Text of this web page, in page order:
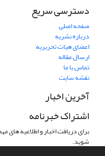
دسترسی سریع
صفحه اصلی
درباره نشریه
اعضای هیات تحریریه
ارسال مقاله
تماس با ما
نقشه سایت
آخرین اخبار
اشتراک خبرنامه
برای دریافت اخبار و اطلاعیه
شوید.